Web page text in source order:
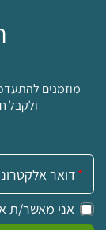
מוזמנים
ולקבל
אימייל:
אני מאשר/ת